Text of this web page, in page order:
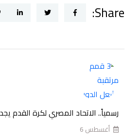
قمم
الدور
الدوري
الممتاز
Share:
رسمياً.. الاتحاد المصري لكرة القدم
أغسطس 6